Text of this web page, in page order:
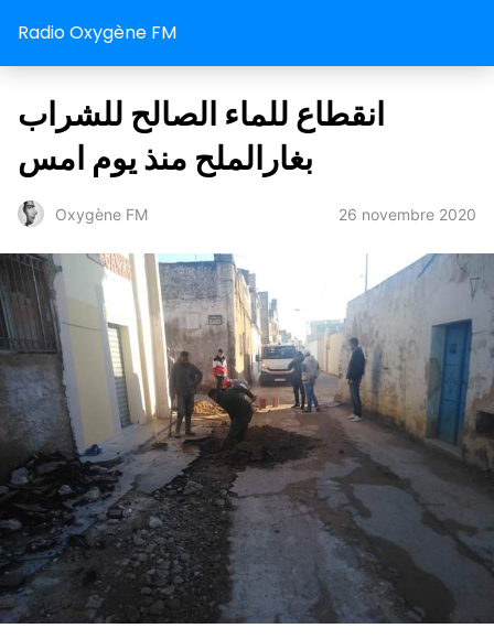
Radio Oxygène FM
انقطاع للماء الصالح للشراب
بغارالملح منذ يوم امس
Oxygène FM 26 novembre 2020